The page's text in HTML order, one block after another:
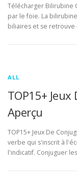
Télécharger Bilirubine
par le foie. La
biliaires et se retrouve
ALL
TOP15+
Aperçu
TOP15+ Jeux De
verbe qui s'inscrit à
l'indicatif. Conjuguer